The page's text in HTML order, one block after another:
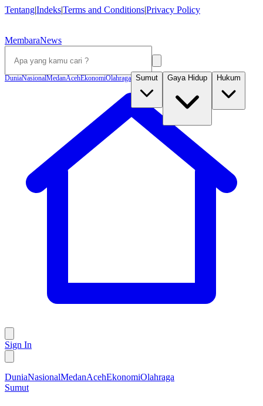
Tentang|Indeks|Terms and Conditions|Privacy Policy
MembaraNews
DuniaNasionalMedanAcehEkonomiOlahraga Sumut Gaya Hidup Hukum
Sign In
DuniaNasionalMedanAcehEkonomiOlahraga
Sumut